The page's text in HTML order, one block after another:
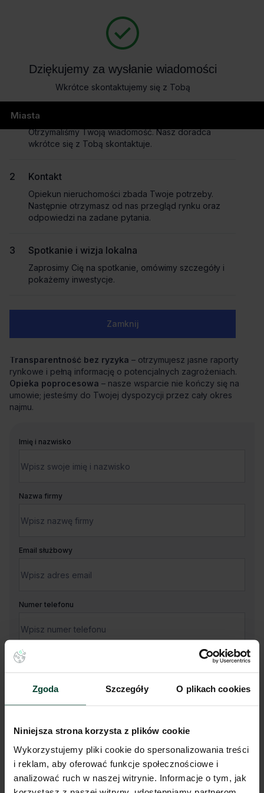
Zgoda Szczegóły O plikach cookies
Niniejsza strona korzysta z plików cookie
Wykorzystujemy pliki cookie do spersonalizowania treści
i reklam, aby oferować funkcje społecznościowe i
analizować ruch w naszej witrynie. Informacje o tym, jak
404
page not found
Miasta
wybrać biuro dopasowane do Twojej firmy.
Napisz do nas!
Płynny proces i oszczędność czasu
skoordynuje cały proces od analizy potrzeb po
przeprowadzkę.
bezpieczną umowę.
Wsparcie techniczne i aranżacyjne
definiujemy standard biura i pomagamy w jego
Transparentność bez ryzyka – otrzymujesz jasne raporty
rynkowe i pełną informację o potencjalnych zagrożeniach.
Opieka poprocesowa – nasze wsparcie nie kończy się na
umowie; jesteśmy do Twojej dyspozycji przez cały okres
najmu.
Imię i nazwisko
Nazwa firmy
Email służbowy
Numer telefonu
Twoja wiadomość
Administratorem Państwa danych osobowych jest CBRE sp. z o.
o. z siedzibą w Warszawie, Rondo Daszyńskiego 1, 00-843
Warszawa (dalej „Administrator”).
Dziękujemy za wysłanie wiadomości
Wkrótce skontaktujemy się z Tobą
Wysłanie wiadomości
Otrzymaliśmy Twoją wiadomość. Nasz doradca
wkrótce się z Tobą skontaktuje.
Kontakt
Opiekun nieruchomości zbada Twoje potrzeby.
Następnie otrzymasz od nas przegląd rynku oraz
odpowiedzi na zadane pytania.
Spotkanie i wizja lokalna
Zaprosimy Cię na spotkanie, omówimy szczegóły i
pokażemy inwestycje.
Zamknij